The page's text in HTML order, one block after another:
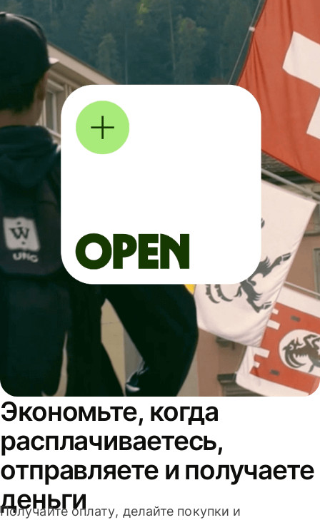
Экономьте, когда
расплачиваетесь,
отправляете и получаете
деньги
Получайте оплату, делайте покупки и